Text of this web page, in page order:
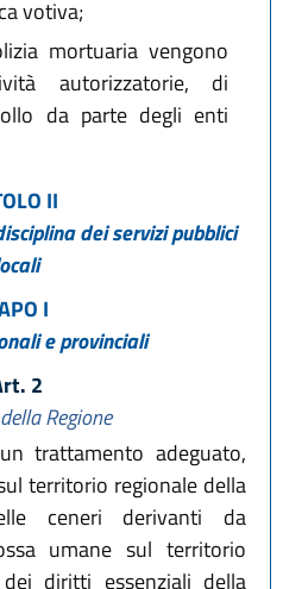
votiva;
mortuaria vengono
autorizzatorie, di
da parte degli enti
II
dei servizi pubblici
I
e provinciali
2
Regione
trattamento adeguato,
territorio regionale della
ceneri derivanti da
umane sul territorio
diritti essenziali della